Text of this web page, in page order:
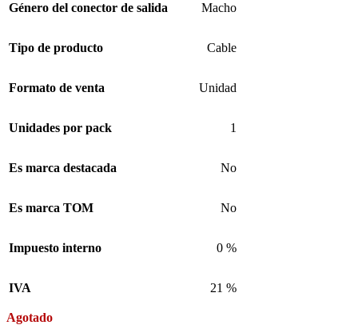
Género del conector de salida Macho
Tipo de producto Cable
Formato de venta Unidad
Unidades por pack 1
Es marca destacada No
Es marca TOM No
Impuesto interno 0 %
IVA 21 %
Agotado